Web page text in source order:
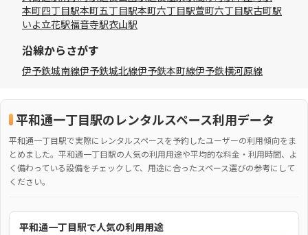
本町四丁目駅本町五丁目駅本町六丁目駅萱町六丁目駅古町駅
いよ立花駅福音寺駅衣山駅
沿線からさがす
伊予鉄城南線伊予鉄城北線伊予鉄本町線伊予鉄横河原線
平和通一丁目駅のレンタルスペース利用データ
平和通一丁目駅で実際にレンタルスペースを予約したユーザーの利用傾向をま
とめました。平和通一丁目駅の人気の利用用途や平均的な料金・利用時間、よ
く備わっている設備をチェックして、用途に合ったスペース選びの参考にして
ください。
平和通一丁目駅で人気の利用用途